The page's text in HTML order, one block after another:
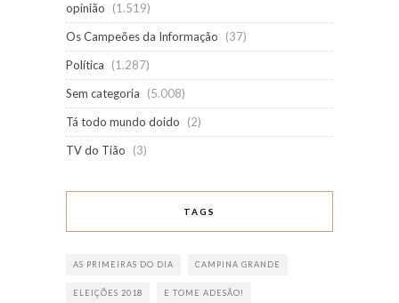
opinião
(1.519)
Os Campeões da Informação
(37)
Política
(1.287)
Sem categoria
(5.008)
Tá todo mundo doido
(2)
TV do Tião
(3)
TAGS
AS PRIMEIRAS DO DIA CAMPINA GRANDE
ELEIÇÕES 2018 E TOME ADESÃO!